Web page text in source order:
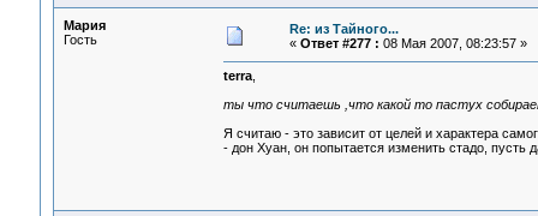
Мария
Гость
Re: из Тайного...
« Ответ #277 : 08 Мая 2007, 08:23:57 »
terra,
ты что считаешь ,что какой то пастух
Я считаю - это зависит от целей и характера
- дон Хуан, он попытается изменить стадо, пусть